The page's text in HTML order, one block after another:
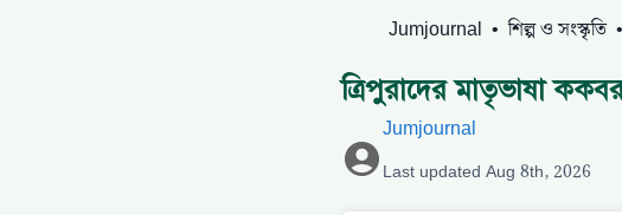
Jumjournal • শিল্প ও সংস্কৃতি •
ত্রিপুরাদের মাতৃভাষা
Jumjournal
Last updated Aug 8th, 2026